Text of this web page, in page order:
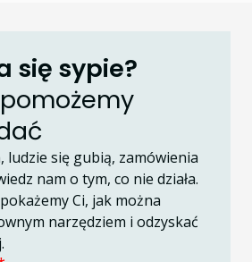
się sypie?
ludzie się gubią, zamówienia
nam o tym, co nie działa.
Ci, jak można
narzędziem i odzyskać